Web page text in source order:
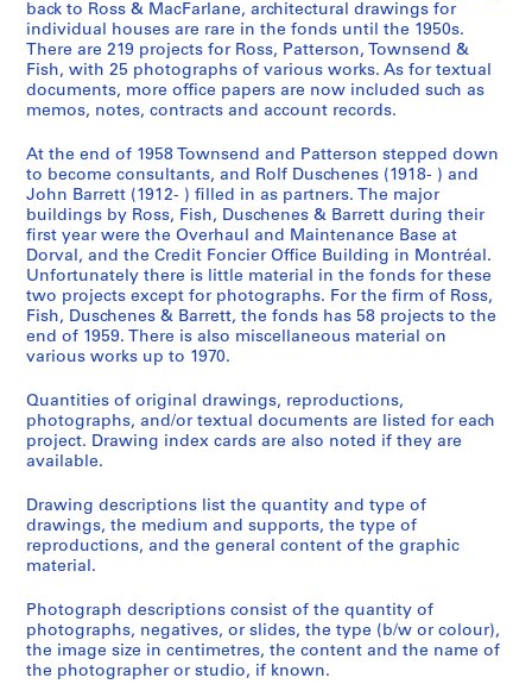
back to Ross & MacFarlane, architectural drawings for
individual houses are rare in the fonds until the 1950s.
There are 219 projects for Ross, Patterson, Townsend &
Fish, with 25 photographs of various works. As for textual
documents, more office papers are now included such as
memos, notes, contracts and account records.
At the end of 1958 Townsend and Patterson stepped down
to become consultants, and Rolf Duschenes (1918- ) and
John Barrett (1912- ) filled in as partners. The major
buildings by Ross, Fish, Duschenes & Barrett during their
first year were the Overhaul and Maintenance Base at
Dorval, and the Credit Foncier Office Building in Montréal.
Unfortunately there is little material in the fonds for these
two projects except for photographs. For the firm of Ross,
Fish, Duschenes & Barrett, the fonds has 58 projects to the
end of 1959. There is also miscellaneous material on
various works up to 1970.
Quantities of original drawings, reproductions,
photographs, and/or textual documents are listed for each
project. Drawing index cards are also noted if they are
available.
Drawing descriptions list the quantity and type of
drawings, the medium and supports, the type of
reproductions, and the general content of the graphic
material.
Photograph descriptions consist of the quantity of
photographs, negatives, or slides, the type (b/w or colour),
the image size in centimetres, the content and the name of
the photographer or studio, if known.